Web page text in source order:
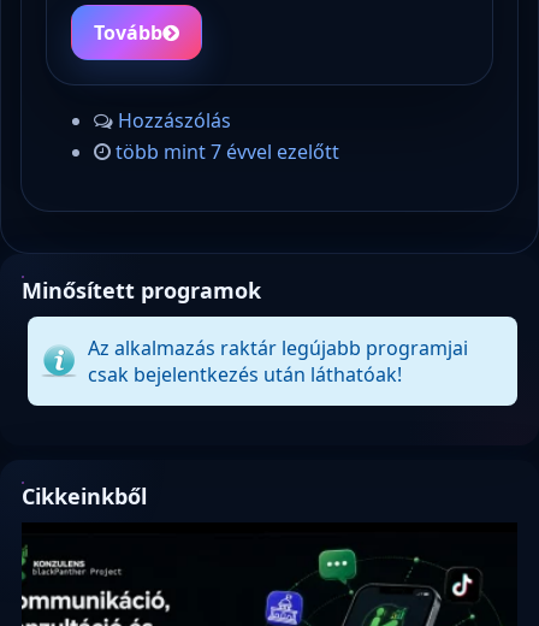
Tovább
Hozzászólás
több mint 7 évvel ezelőtt
Minősített programok
Az alkalmazás raktár legújabb programjai
csak bejelentkezés után láthatóak!
Cikkeinkből